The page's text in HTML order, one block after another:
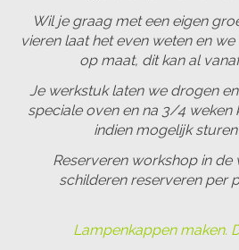
Wil je graag met een eigen
vieren laat het even weten en
op maat, dit kan al
Je werkstuk laten we drogen
speciale oven en na 3/4 weken
indien mogelijk
Reserveren workshop in de
schilderen reserveren per
Lampenkappen maken.